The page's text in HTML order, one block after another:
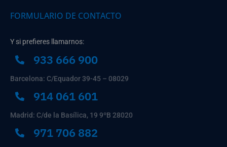
FORMULARIO DE CONTACTO
Y si prefieres llamarnos:
933 666 900
Barcelona: C/Equador 39-45 – 08029
914 061 601
Madrid: C/de la Basílica, 19 9ºB 28020
971 706 882